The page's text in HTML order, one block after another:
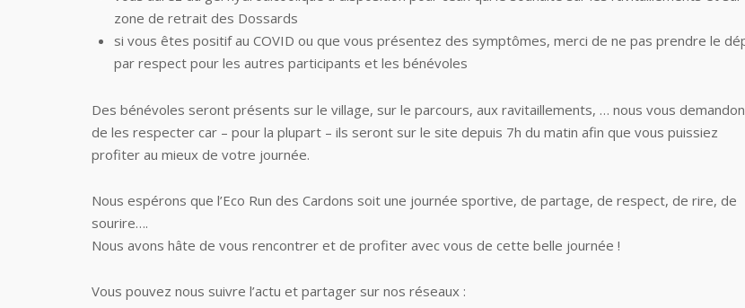
zone de retrait des Dossards
si vous êtes positif au COVID ou que vous présentez des symptômes, merci de ne pas prendre le
par respect pour les autres participants et les bénévoles
Des bénévoles seront présents sur le village, sur le parcours, aux ravitaillements, … nous vous
de les respecter car – pour la plupart – ils seront sur le site depuis 7h du matin afin que vous puissiez
profiter au mieux de votre journée.
Nous espérons que l’Eco Run des Cardons soit une journée sportive, de partage, de respect, de rire, de
sourire….
Nous avons hâte de vous rencontrer et de profiter avec vous de cette belle journée !
Vous pouvez nous suivre l’actu et partager sur nos réseaux :